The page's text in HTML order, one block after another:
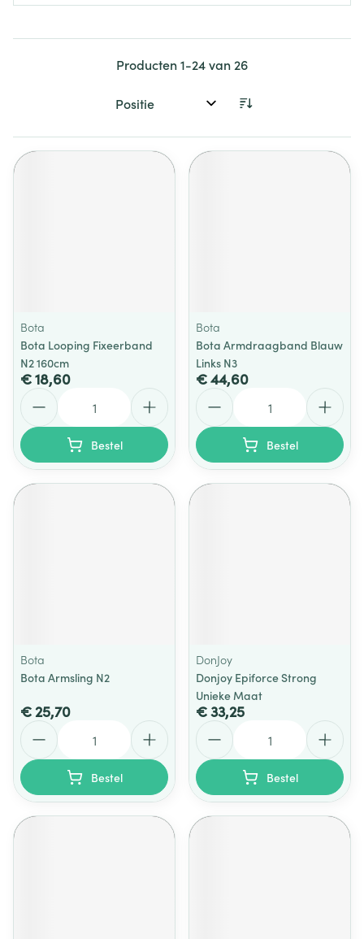
Producten1-24van 26
Sorteer op:
Bota
Bota Looping Fixeerband
N2 160cm
€ 18,60
Bestel
Bota
Bota Armdraagband Blauw
Links N3
€ 44,60
Bestel
Bota
Bota Armsling N2
€ 25,70
Bestel
DonJoy
Donjoy Epiforce Strong
Unieke Maat
€ 33,25
Bestel